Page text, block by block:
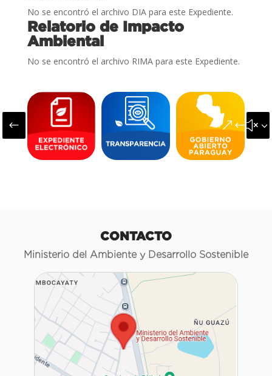
No se encontró el archivo DIA para este Expediente.
Relatorio de Impacto
Ambiental
No se encontró el archivo RIMA para este Expediente.
#
CONTACTO
Ministerio del Ambiente y Desarrollo Sostenible